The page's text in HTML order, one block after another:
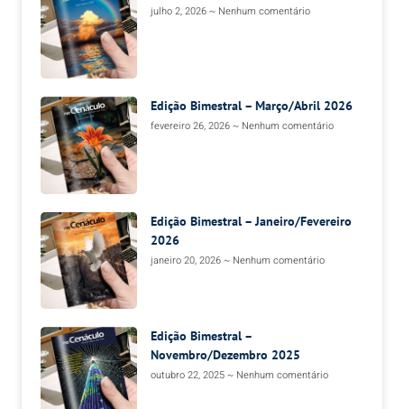
julho 2, 2026 Nenhum comentário
Edição Bimestral – Março/Abril 2026
fevereiro 26, 2026 Nenhum comentário
Edição Bimestral – Janeiro/Fevereiro
2026
janeiro 20, 2026 Nenhum comentário
Edição Bimestral –
Novembro/Dezembro 2025
outubro 22, 2025 Nenhum comentário